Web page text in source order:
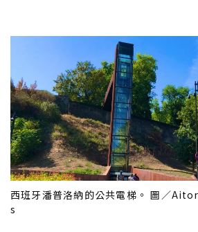
西班牙潘普洛納的公共電梯。 圖／
s